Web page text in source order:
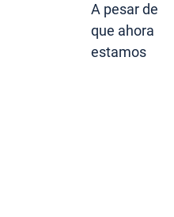
A pesar de
que ahora
estamos